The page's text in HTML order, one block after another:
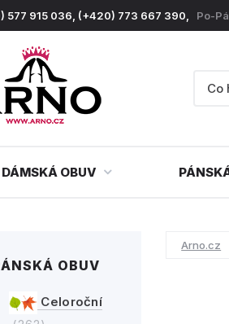
577 915 036, (+420) 773 667 390, Po-
DÁMSKÁ OBUV
OBUV
Celoroční
Arno.cz